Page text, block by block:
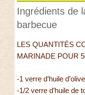
Ingrédients de
barbecue
LES QUANTITÉS
MARINADE POUR
-1 verre d’huile d’olive
-1/2 verre d’huile de